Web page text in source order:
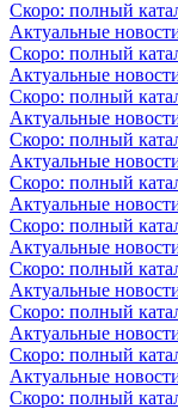
Скоро: полный
Актуальные
Скоро: полный
Актуальные
Скоро: полный
Актуальные
Скоро: полный
Актуальные
Скоро: полный
Актуальные
Скоро: полный
Актуальные
Скоро: полный
Актуальные
Скоро: полный
Актуальные
Скоро: полный
Актуальные
Скоро: полный